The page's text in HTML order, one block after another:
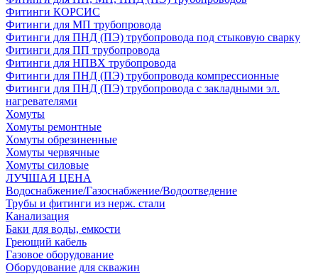
Фитинги КОРСИС
Фитинги для МП трубопровода
Фитинги для ПНД (ПЭ) трубопровода под стыковую сварку
Фитинги для ПП трубопровода
Фитинги для НПВХ трубопровода
Фитинги для ПНД (ПЭ) трубопровода компрессионные
Фитинги для ПНД (ПЭ) трубопровода с закладными эл.
нагревателями
Хомуты
Хомуты ремонтные
Хомуты обрезиненные
Хомуты червячные
Хомуты силовые
ЛУЧШАЯ ЦЕНА
Водоснабжение/Газоснабжение/Водоотведение
Трубы и фитинги из нерж. стали
Канализация
Баки для воды, емкости
Греющий кабель
Газовое оборудование
Оборудование для скважин